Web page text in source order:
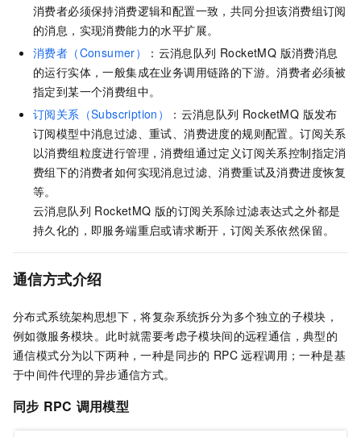
消费者必须保持消费逻辑和配置一致，共同分担该消费组订阅
的消息，实现消费能力的水平扩展。
消费者（Consumer）
： 云消息队列 RocketMQ 版消费消息
的运行实体，一般集成在业务调用链路的下游。消费者必须被
指定到某一个消费组中。
订阅关系（Subscription）
： 云消息队列 RocketMQ 版发布
订阅模型中消息过滤、重试、消费进度的规则配置。订阅关系
以消费组粒度进行管理，消费组通过定义订阅关系控制指定消
费组下的消费者如何实现消息过滤、消费重试及消费进度恢复
等。
云消息队列 RocketMQ 版的订阅关系除过滤表达式之外都是
持久化的，即服务端重启或请求断开，订阅关系依然保留。
通信方式介绍
分布式系统架构思想下，将复杂系统拆分为多个独立的子模块，
例如微服务模块。此时就需要考虑子模块间的远程通信，典型的
通信模式分为以下两种，一种是同步的 RPC 远程调用；一种是基
于中间件代理的异步通信方式。
同步 RPC 调用模型